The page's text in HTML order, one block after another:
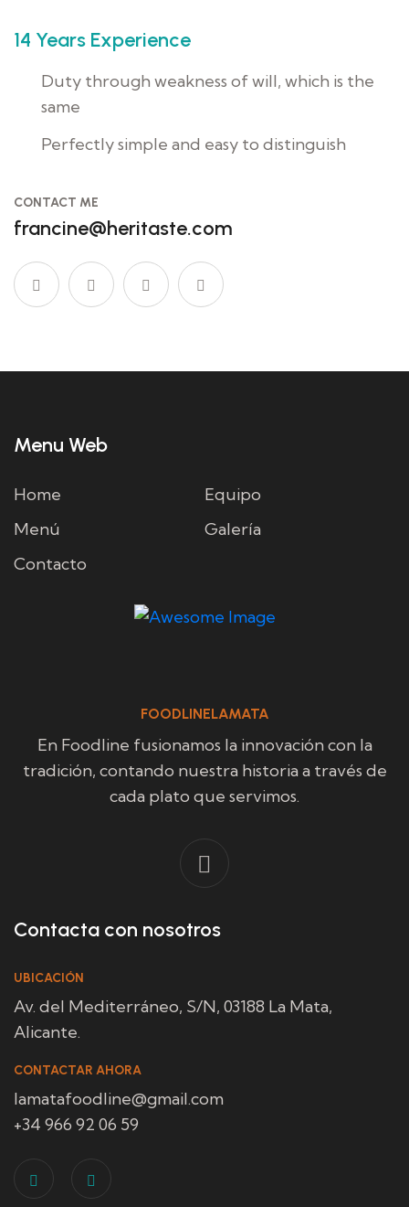
14 Years Experience
Duty through weakness of will, which is the
same
Perfectly simple and easy to distinguish
CONTACT ME
francine@heritaste.com
Menu Web
Home
Equipo
Menú
Galería
Contacto
FOODLINELAMATA
En Foodline fusionamos la innovación con la
tradición, contando nuestra historia a través de
cada plato que servimos.
Contacta con nosotros
UBICACIÓN
Av. del Mediterráneo, S/N, 03188 La Mata,
Alicante.
CONTACTAR AHORA
lamatafoodline@gmail.com
+34 966 92 06 59